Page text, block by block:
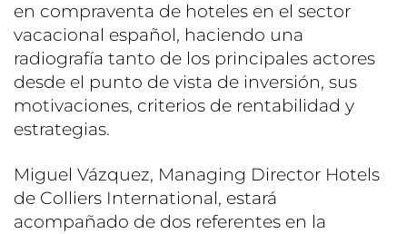
en compraventa de hoteles en el sector
vacacional español, haciendo una
radiografía tanto de los principales actores
desde el punto de vista de inversión, sus
motivaciones, criterios de rentabilidad y
estrategias.
Miguel Vázquez, Managing Director Hotels
de Colliers International, estará
acompañado de dos referentes en la